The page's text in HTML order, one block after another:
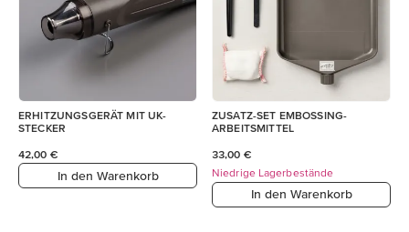
ERHITZUNGSGERÄT MIT UK-
STECKER
42,00 €
In den Warenkorb
ZUSATZ-SET EMBOSSING-
ARBEITSMITTEL
33,00 €
Niedrige Lagerbestände
In den Warenkorb